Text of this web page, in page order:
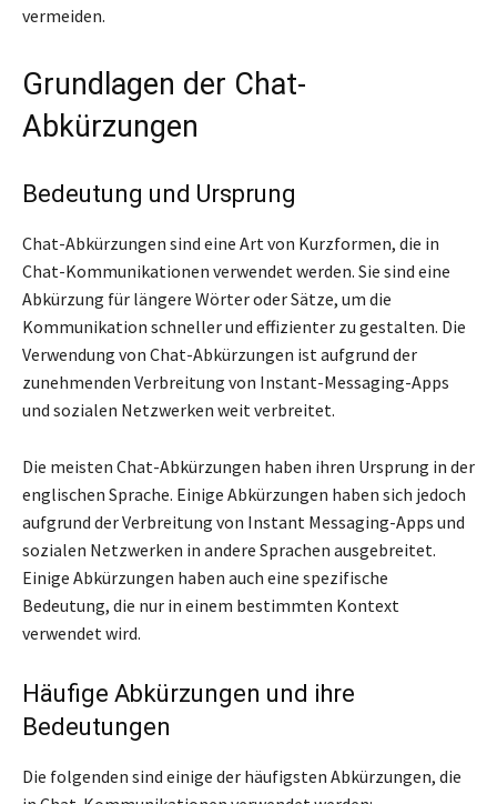
vermeiden.
Grundlagen der Chat-
Abkürzungen
Bedeutung und Ursprung
Chat-Abkürzungen sind eine Art von Kurzformen, die in
Chat-Kommunikationen verwendet werden. Sie sind eine
Abkürzung für längere Wörter oder Sätze, um die
Kommunikation schneller und effizienter zu gestalten. Die
Verwendung von Chat-Abkürzungen ist aufgrund der
zunehmenden Verbreitung von Instant-Messaging-Apps
und sozialen Netzwerken weit verbreitet.
Die meisten Chat-Abkürzungen haben ihren Ursprung in der
englischen Sprache. Einige Abkürzungen haben sich jedoch
aufgrund der Verbreitung von Instant Messaging-Apps und
sozialen Netzwerken in andere Sprachen ausgebreitet.
Einige Abkürzungen haben auch eine spezifische
Bedeutung, die nur in einem bestimmten Kontext
verwendet wird.
Häufige Abkürzungen und ihre
Bedeutungen
Die folgenden sind einige der häufigsten Abkürzungen, die